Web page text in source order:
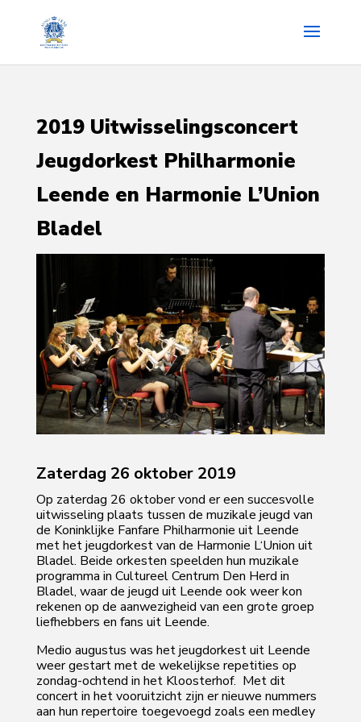
2019 Uitwisselingsconcert
Jeugdorkest Philharmonie
Leende en Harmonie L’Union
Bladel
Zaterdag 26 oktober 2019
Op zaterdag 26 oktober vond er een succesvolle
uitwisseling plaats tussen de muzikale jeugd van
de Koninklijke Fanfare Philharmonie uit Leende
met het jeugdorkest van de Harmonie L‘Union uit
Bladel. Beide orkesten speelden hun muzikale
programma in Cultureel Centrum Den Herd in
Bladel, waar de jeugd uit Leende ook weer kon
rekenen op de aanwezigheid van een grote groep
liefhebbers en fans uit Leende.
Medio augustus was het jeugdorkest uit Leende
weer gestart met de wekelijkse repetities op
zondag-ochtend in het Kloosterhof. Met dit
concert in het vooruitzicht zijn er nieuwe nummers
aan hun repertoire toegevoegd zoals een medley